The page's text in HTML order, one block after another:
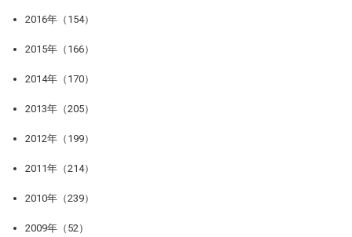
2016年（154）
2015年（166）
2014年（170）
2013年（205）
2012年（199）
2011年（214）
2010年（239）
2009年（52）